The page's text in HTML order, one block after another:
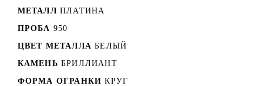
МЕТАЛЛ ПЛАТИНА
ПРОБА 950
ЦВЕТ МЕТАЛЛА БЕЛЫЙ
КАМЕНЬ БРИЛЛИАНТ
ФОРМА ОГРАНКИ КРУГ